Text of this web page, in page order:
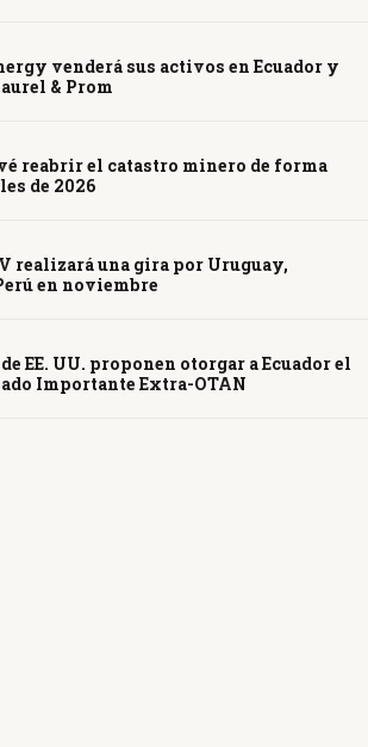
venderá sus activos en Ecuador y
& Prom
reabrir el catastro minero de forma
de 2026
realizará una gira por Uruguay,
en noviembre
EE. UU. proponen otorgar a Ecuador el
Importante Extra-OTAN